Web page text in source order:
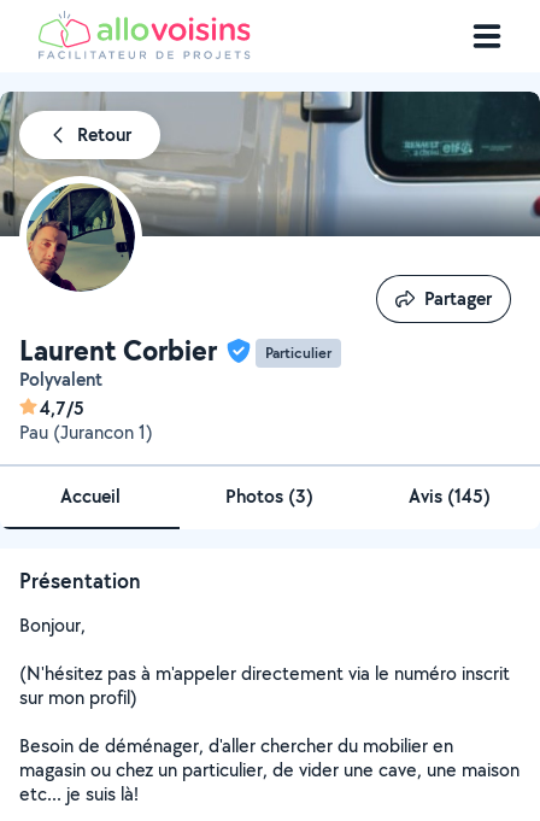
Retour
Laurent Corbier Particulier
Polyvalent
4,7/5
Pau (Jurancon 1)
Partager
Partager
Accueil Photos (3) Avis (145)
Présentation
Bonjour,
(N'hésitez pas à m'appeler directement via le numéro inscrit
sur mon profil)
Besoin de déménager, d'aller chercher du mobilier en
magasin ou chez un particulier, de vider une cave, une maison
etc... je suis là!